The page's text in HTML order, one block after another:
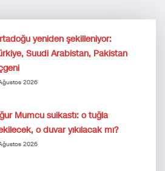
yeniden şekilleniyor:
Suudi Arabistan, Pakistan
2026
Mumcu suikastı: o tuğla
o duvar yıkılacak mı?
2026